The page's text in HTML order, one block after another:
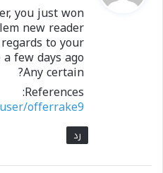
ل
you just won
new reader.
to your
few days ago?
Any certain?
References:
offerrake9/
رد